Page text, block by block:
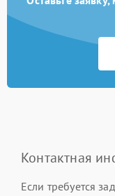
Контактная
Если требуется